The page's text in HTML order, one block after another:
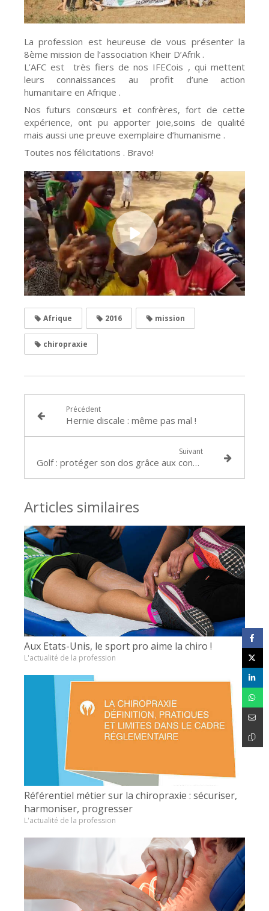
La profession est heureuse de vous présenter la
8ème mission de l’association Kheir D’Afrik .
L’AFC est très fiers de nos IFECois , qui mettent
leurs connaissances au profit d’une action
humanitaire en Afrique .
Nos futurs consœurs et confrères, fort de cette
expérience, ont pu apporter joie,soins de qualité
mais aussi une preuve exemplaire d’humanisme .
Toutes nos félicitations . Bravo!
Afrique 2016 mission
chiropraxie
Précédent
Hernie discale : même pas mal !
Suivant
Golf : protéger son dos grâce aux conseils du chiro !
Articles similaires
Aux Etats-Unis, le sport pro aime la chiro !
L'actualité de la profession
Référentiel métier sur la chiropraxie : sécuriser,
harmoniser, progresser
L'actualité de la profession